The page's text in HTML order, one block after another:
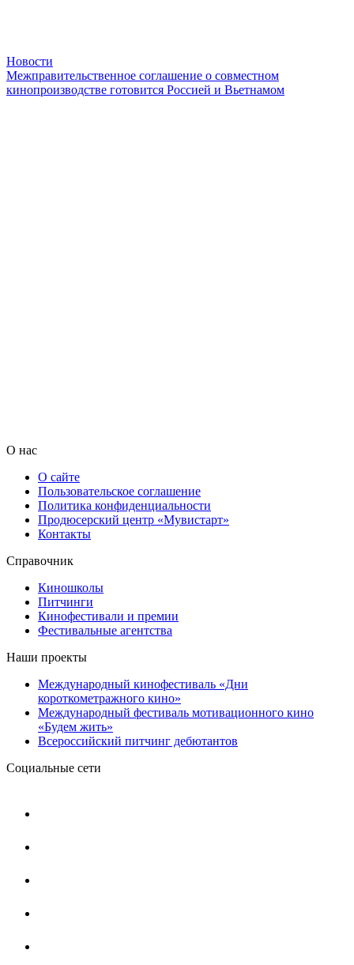
Новости
Межправительственное соглашение о совместном
кинопроизводстве готовится Россией и Вьетнамом
О нас
О сайте
Пользовательское соглашение
Политика конфиденциальности
Продюсерский центр «Мувистарт»
Контакты
Справочник
Киношколы
Питчинги
Кинофестивали и премии
Фестивальные агентства
Наши проекты
Международный кинофестиваль «Дни
короткометражного кино»
Международный фестиваль мотивационного кино
«Будем жить»
Всероссийский питчинг дебютантов
Социальные сети